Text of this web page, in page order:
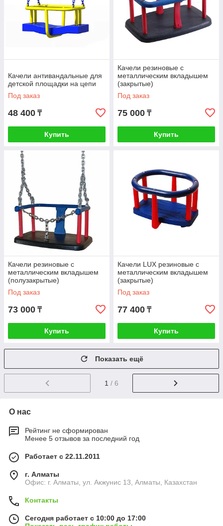
Качели антивандальные для
детской площадки на цепи
Под заказ
48 400 ₸
Купить
Качели резиновые с
металлическим вкладышем
(закрытые)
Под заказ
75 000 ₸
Купить
Качели резиновые с
металлическим вкладышем
(полузакрытые)
Под заказ
73 000 ₸
Купить
Качели LUX резиновые с
металлическим вкладышем
(закрытые)
Под заказ
77 400 ₸
Купить
Показать ещё
1 / 6
О нас
Рейтинг не сформирован
Менее 5 отзывов за последний год
Работает с 22.11.2011
г. Алматы
Офис: г. Алматы, ул. Акжунис 13, Алматы, Казахстан
Контакты
Сегодня работает с 10:00 до 17:00